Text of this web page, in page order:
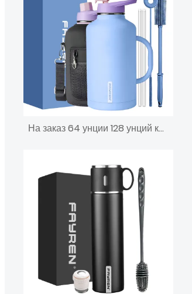
На заказ 64 унции 128 унций красочные термосы с двойными стенками для спортзала, спортивные изолированные бутылки для воды из нержавеющей стали